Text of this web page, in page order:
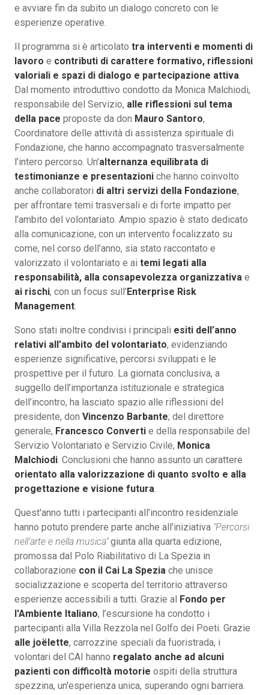
e avviare fin da subito un dialogo concreto con le
esperienze operative.
Il programma si è articolato tra interventi e momenti di
lavoro e contributi di carattere formativo, riflessioni
valoriali e spazi di dialogo e partecipazione attiva
Dal momento introduttivo condotto da Monica Malchiodi,
responsabile del Servizio, alle riflessioni sul tema
della pace proposte da don Mauro Santoro,
Coordinatore delle attività di assistenza spirituale di
Fondazione, che hanno accompagnato trasversalmente
l’intero percorso. Un'alternanza equilibrata di
testimonianze e presentazioni che hanno coinvolto
anche collaboratori di altri servizi della Fondazione,
per affrontare temi trasversali e di forte impatto per
l’ambito del volontariato. Ampio spazio è stato dedicato
alla comunicazione, con un intervento focalizzato su
come, nel corso dell’anno, sia stato raccontato e
valorizzato il volontariato e ai temi legati alla
responsabilità, alla consapevolezza organizzativa e
ai rischi, con un focus sull’Enterprise Risk
Management
Sono stati inoltre condivisi i principali esiti dell’anno
relativi all’ambito del volontariato, evidenziando
esperienze significative, percorsi sviluppati e le
prospettive per il futuro. La giornata conclusiva, a
suggello dell’importanza istituzionale e strategica
dell’incontro, ha lasciato spazio alle riflessioni del
presidente, don Vincenzo Barbante; del direttore
generale, Francesco Converti e della responsabile del
Servizio Volontariato e Servizio Civile, Monica
Malchiodi . Conclusioni che hanno assunto un carattere
orientato alla valorizzazione di quanto svolto e alla
progettazione e visione futura
Quest'anno tutti i partecipanti all'incontro residenziale
hanno potuto prendere parte anche all'iniziativa "Percorsi
nell’arte e nella musica"giunta alla quarta edizione,
promossa dal Polo Riabilitativo di La Spezia in
collaborazione con il Cai La Spezia che unisce
socializzazione e scoperta del territorio attraverso
esperienze accessibili a tutti. Grazie al Fondo per
l'Ambiente Italiano, l’escursione ha condotto i
partecipanti alla Villa Rezzola nel Golfo dei Poeti. Grazie
alle joëlette, carrozzine speciali da fuoristrada, i
volontari del CAI hanno regalato anche ad alcuni
pazienti con difficoltà motorie ospiti della struttura
spezzina, un'esperienza unica, superando ogni barriera.